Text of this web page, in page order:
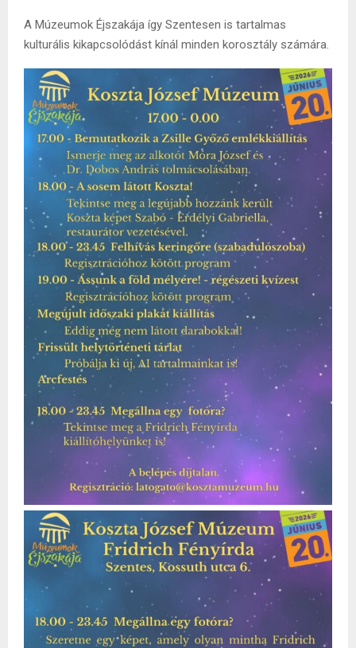
A Múzeumok Éjszakája így Szentesen is tartalmas
kulturális kikapcsolódást kínál minden korosztály számára.